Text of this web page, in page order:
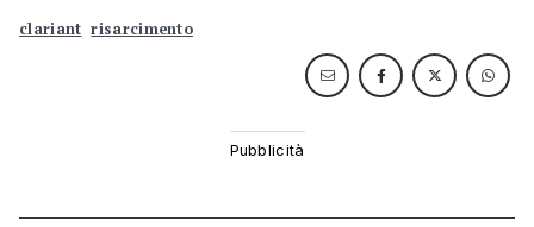
clariant risarcimento